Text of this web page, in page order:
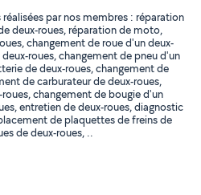
par nos membres : réparation
deux-roues, réparation de moto,
changement de roue d'un deux-
roues, changement de pneu d'un
de deux-roues, changement de
de carburateur de deux-roues,
changement de bougie d'un
entretien de deux-roues, diagnostic
de plaquettes de freins de
de deux-roues, ..